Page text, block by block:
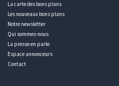
La carte des bons plans
Les nouveaux bons plans
Notre newsletter
Qui sommes-nous
La presse en parle
Espace annonceurs
Contact